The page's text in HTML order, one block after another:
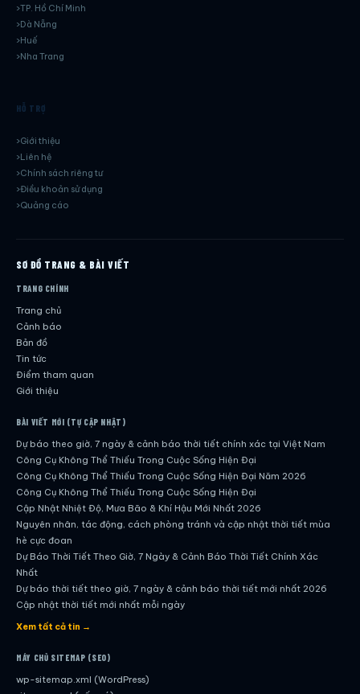
TP. Hồ Chí Minh
Dà Nẵng
Huế
Nha Trang
HỖ TRỢ
Giới thiệu
Liên hệ
Chính sách riêng tư
Điều khoản sử dụng
Quảng cáo
SƠ ĐỒ TRANG & BÀI VIẾT
TRANG CHÍNH
Trang chủ
Cảnh báo
Bản đồ
Tin tức
Điểm tham quan
Giới thiệu
BÀI VIẾT MỚI (TỰ CẬP NHẬT)
Dự báo theo giờ, 7 ngày & cảnh báo thời tiết chính xác tại Việt Nam
Công Cụ Không Thể Thiếu Trong Cuộc Sống Hiện Đại
Công Cụ Không Thể Thiếu Trong Cuộc Sống Hiện Đại Năm 2026
Công Cụ Không Thể Thiếu Trong Cuộc Sống Hiện Đại
Cập Nhật Nhiệt Độ, Mưa Bão & Khí Hậu Mới Nhất 2026
Nguyên nhân, tác động, cách phòng tránh và cập nhật thời tiết mùa
hè cực đoan
Dự Báo Thời Tiết Theo Giờ, 7 Ngày & Cảnh Báo Thời Tiết Chính Xác
Nhất
Dự báo thời tiết theo giờ, 7 ngày & cảnh báo thời tiết mới nhất 2026
Cập nhật thời tiết mới nhất mỗi ngày
Hướng dẫn đầy đủ về dự báo thời tiết hiện đại
Dự Báo Thời Tiết Theo Giờ, 7 Ngày & Cảnh Báo Thời Tiết Chính Xác
Công Cụ Không Thể Thiếu Trong Cuộc Sống Hiện Đại
Xem tất cả tin →
MÁY CHỦ SITEMAP (SEO)
wp-sitemap.xml (WordPress)